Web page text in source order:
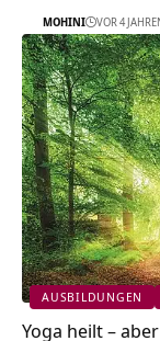
MOHINI VOR 4
AUSBILDUNGEN
Yoga heilt –